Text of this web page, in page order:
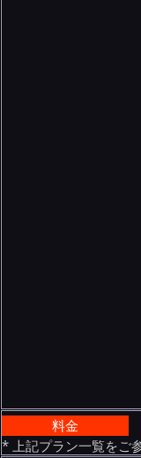
料金
* 上記プラン一覧をご